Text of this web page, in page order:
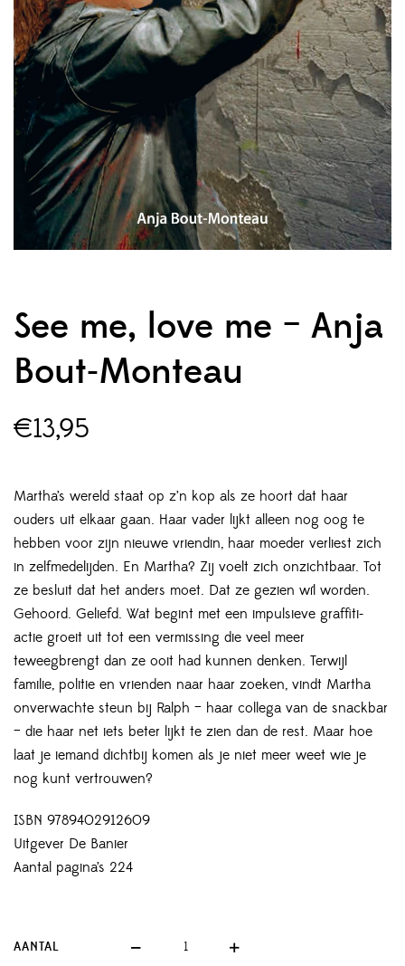
See me, love me – Anja
Bout-Monteau
€13,95
Martha’s wereld staat op z’n kop als ze hoort dat haar
ouders uit elkaar gaan. Haar vader lijkt alleen nog oog te
hebben voor zijn nieuwe vriendin, haar moeder verliest zich
in zelfmedelijden. En Martha? Zij voelt zich onzichtbaar. Tot
ze besluit dat het anders moet. Dat ze gezien wíl worden.
Gehoord. Geliefd. Wat begint met een impulsieve graffiti-
actie groeit uit tot een vermissing die veel meer
teweegbrengt dan ze ooit had kunnen denken. Terwijl
familie, politie en vrienden naar haar zoeken, vindt Martha
onverwachte steun bij Ralph – haar collega van de snackbar
– die haar net iets beter lijkt te zien dan de rest. Maar hoe
laat je iemand dichtbij komen als je niet meer weet wie je
nog kunt vertrouwen?
ISBN 9789402912609
Uitgever De Banier
Aantal pagina’s 224
AANTAL